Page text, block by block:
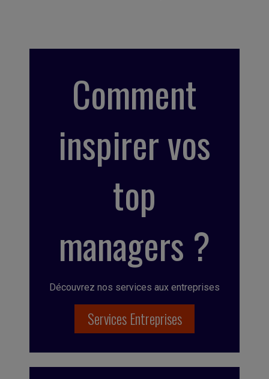
Comment
inspirer vos
top
managers ?
Découvrez nos services aux entreprises
Services Entreprises